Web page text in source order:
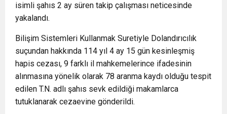
isimli şahıs 2 ay süren takip çalışması neticesinde
yakalandı.
Bilişim Sistemleri Kullanmak Suretiyle Dolandırıcılık
suçundan hakkında 114 yıl 4 ay 15 gün kesinleşmiş
hapis cezası, 9 farklı il mahkemelerince ifadesinin
alınmasına yönelik olarak 78 aranma kaydı olduğu tespit
edilen T.N. adlı şahıs sevk edildiği makamlarca
tutuklanarak cezaevine gönderildi.